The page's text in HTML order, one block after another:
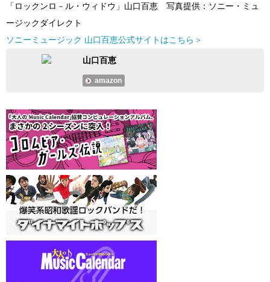
「ロックンロ－ル・ウィドウ」山口百恵 写真提供：ソニー・ミュ
ージックダイレクト
ソニーミュージック 山口百恵公式サイトはこちら＞
山口百恵
amazon